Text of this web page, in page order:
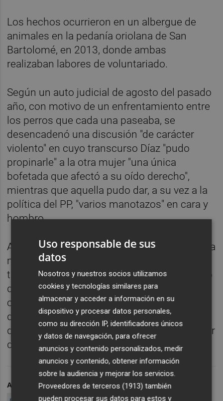
Los hechos ocurrieron en un albergue de
animales en la pedanía oriolana de San
Bartolomé, en 2013, donde ambas
realizaban labores de voluntariado.
Según un auto judicial de agosto del pasado
año, con motivo de un enfrentamiento entre
los perros que cada una paseaba, se
desencadenó una discusión "de carácter
violento" en cuyo transcurso Díaz "pudo
propinarle" a la otra mujer "una única
bofetada que afectó a su oído derecho",
mientras que aquella pudo dar, a su vez a la
política del PP, "varios manotazos" en cara y
hombro.
A consecuencia del intercambio de golpes, la
mujer estuvo hospitalizada seis días y otros
treinta quedó incapacitada para el desarrollo
de sus ocupaciones habituales y le quedó
como secuela una sordera total del oído
derecho (cofosis), mientras que a Díaz le
diagnosticaron contusiones en la zona malar
derecha y hombro derecho.
ARCHIVADO EN ELISA DÍAZ JUICIO ORAL
AGRESIÓN
Uso responsable de sus
datos
Nosotros y nuestros socios utilizamos
cookies y tecnologías similares para
almacenar y acceder a información en su
dispositivo y procesar datos personales,
como su dirección IP, identificadores únicos
y datos de navegación, para ofrecer
anuncios y contenido personalizados, medir
anuncios y contenido, obtener información
sobre la audiencia y mejorar los servicios.
Proveedores de terceros (1913) también
pueden procesar sus datos para estos y